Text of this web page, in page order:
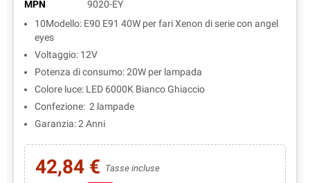
MPN
9020-EY
10Modello: E90 E91 40W per fari Xenon di serie con angel
eyes
Voltaggio: 12V
Potenza di consumo: 20W per lampada
Colore luce: LED 6000K Bianco Ghiaccio
Confezione: 2 lampade
Garanzia: 2 Anni
42,84 € Tasse incluse